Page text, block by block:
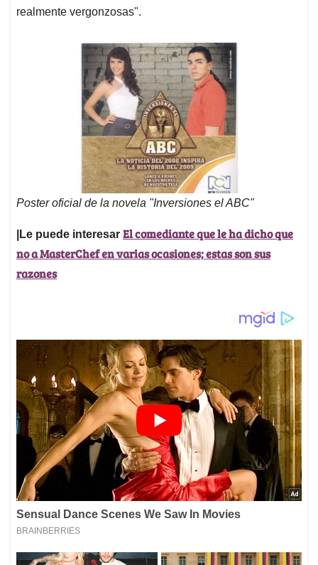
realmente vergonzosas".
Poster oficial de la novela "Inversiones el ABC"
|Le puede interesar El comediante que le ha dicho que
no a MasterChef en varias ocasiones; estas son sus
razones